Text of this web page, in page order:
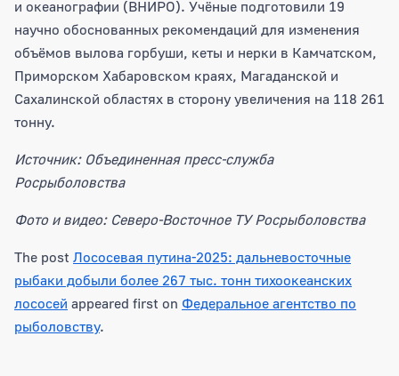
и океанографии (ВНИРО). Учёные подготовили 19
научно обоснованных рекомендаций для изменения
объёмов вылова горбуши, кеты и нерки в Камчатском,
Приморском Хабаровском краях, Магаданской и
Сахалинской областях в сторону увеличения на 118 261
тонну.
Источник: Объединенная пресс-служба
Росрыболовства
Фото и видео: Северо-Восточное ТУ Росрыболовства
The post Лососевая путина-2025: дальневосточные
рыбаки добыли более 267 тыс. тонн тихоокеанских
лососей appeared first on Федеральное агентство по
рыболовству.